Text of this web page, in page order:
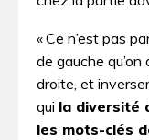
« Ce n’est pas
de gauche
droite, et
qui la diversité
les mots-clés